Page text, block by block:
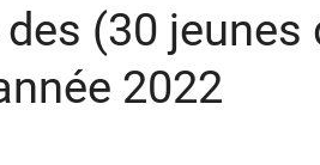
des (30
2022